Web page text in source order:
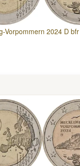
Vorpommern 2024 D